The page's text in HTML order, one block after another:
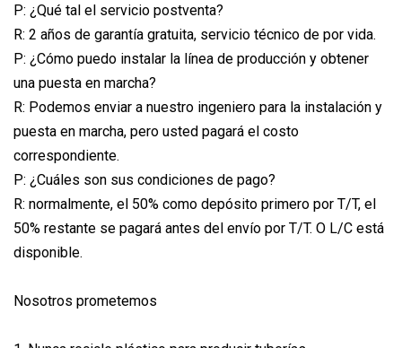
P: ¿Qué tal el servicio postventa?
R: 2 años de garantía gratuita, servicio técnico de por vida.
P: ¿Cómo puedo instalar la línea de producción y obtener
una puesta en marcha?
R: Podemos enviar a nuestro ingeniero para la instalación y
puesta en marcha, pero usted pagará el costo
correspondiente.
P: ¿Cuáles son sus condiciones de pago?
R: normalmente, el 50% como depósito primero por T/T, el
50% restante se pagará antes del envío por T/T. O L/C está
disponible.
Nosotros prometemos